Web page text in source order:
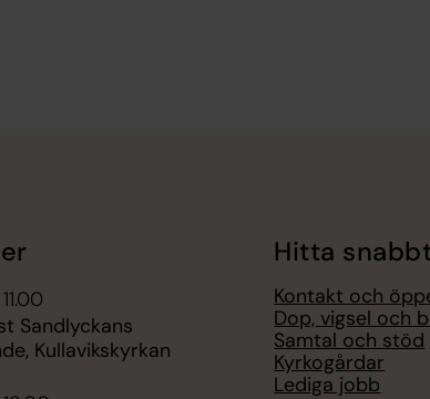
Sandlyckans
Kullavikskyrkan
Hitta
Kontakt och
Dop, vigsel och
Samtal och stöd
Kyrkogårdar
Lediga jobb